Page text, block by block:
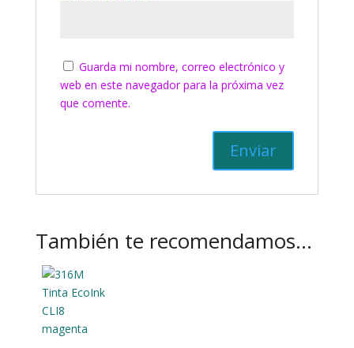
Guarda mi nombre, correo electrónico y
web en este navegador para la próxima vez
que comente.
También te recomendamos…